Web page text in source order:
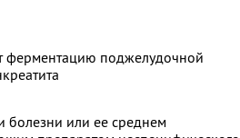
ферментацию поджелудочной
болезни или ее среднем